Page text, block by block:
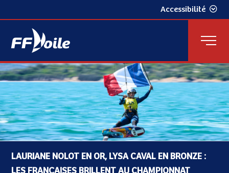
Accessibilité
LAURIANE NOLOT EN OR, LYSA CAVAL EN BRONZE :